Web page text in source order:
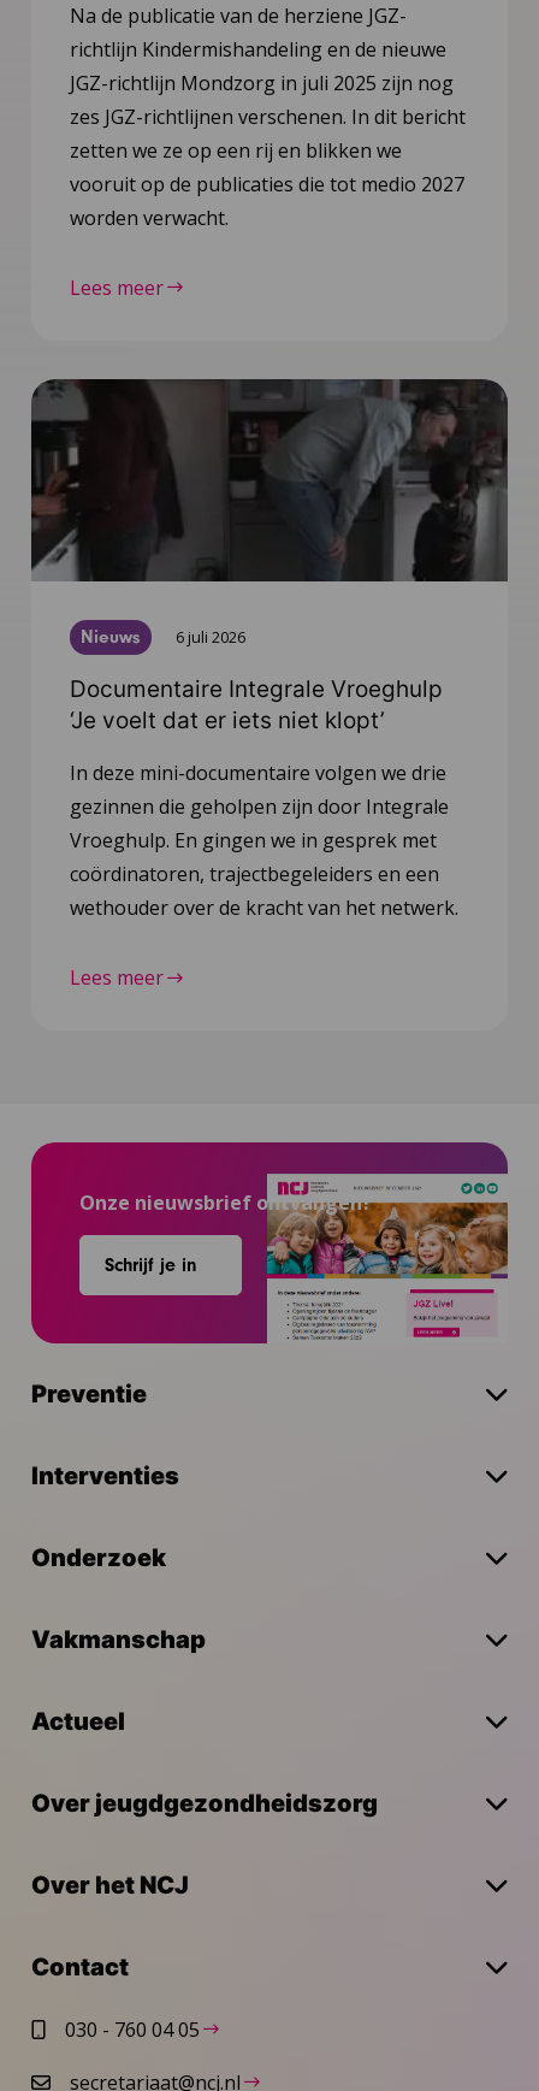
Na de publicatie van de herziene JGZ-
richtlijn Kindermishandeling en de nieuwe
JGZ-richtlijn Mondzorg in juli 2025 zijn nog
zes JGZ-richtlijnen verschenen. In dit bericht
zetten we ze op een rij en blikken we
vooruit op de publicaties die tot medio 2027
worden verwacht.
Lees meer
Nieuws 6 juli 2026
Documentaire Integrale Vroeghulp
‘Je voelt dat er iets niet klopt’
In deze mini-documentaire volgen we drie
gezinnen die geholpen zijn door Integrale
Vroeghulp. En gingen we in gesprek met
coördinatoren, trajectbegeleiders en een
wethouder over de kracht van het netwerk.
Lees meer
Onze nieuwsbrief ontvangen?
Schrijf je in
Preventie
Interventies
Onderzoek
Vakmanschap
Actueel
Over jeugdgezondheidszorg
Over het NCJ
Contact
030 - 760 04 05
secretariaat@ncj.nl